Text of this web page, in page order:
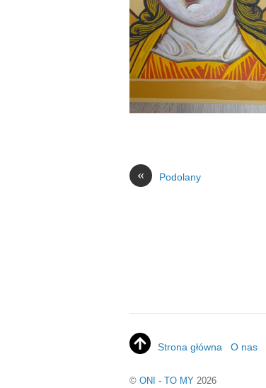
« Podolany
Strona główna O nas
© ONI - TO MY 2026